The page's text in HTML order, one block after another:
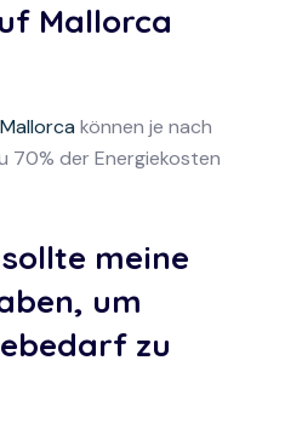
Mallorca
können je nach
70% der Energiekosten
meine
um
zu